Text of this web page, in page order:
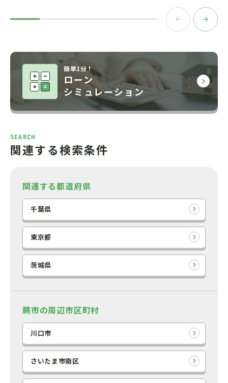
簡単1分！
ローン
シミュレーション
SEARCH
関連する検索条件
関連する都道府県
千葉県
東京都
茨城県
蕨市の周辺市区町村
川口市
さいたま市南区